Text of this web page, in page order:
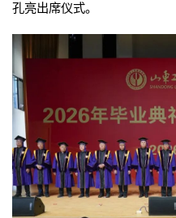
孔亮出席仪式。